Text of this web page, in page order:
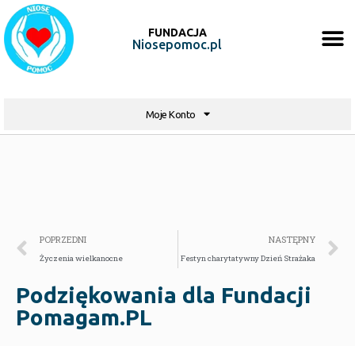
FUNDACJA
Niosepomoc.pl
Moje Konto
POPRZEDNI
Życzenia wielkanocne
NASTĘPNY
Festyn charytatywny Dzień Strażaka
Podziękowania dla Fundacji
Pomagam.PL